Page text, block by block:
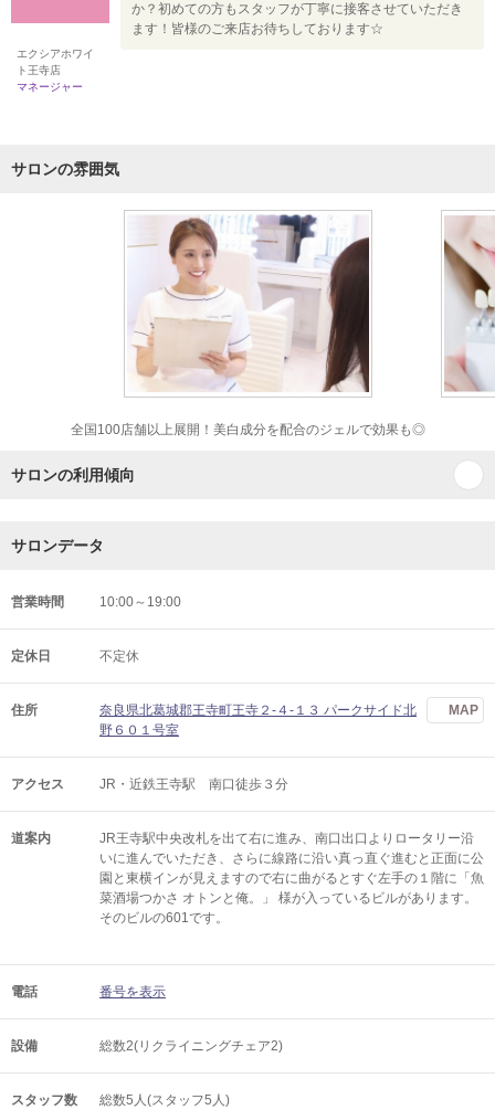
エクシアホワイ
ト王寺店
マネージャー
か？初めての方もスタッフが丁寧に接客させていただき
ます！皆様のご来店お待ちしております☆
サロンの雰囲気
全国100店舗以上展開！美白成分を配合のジェルで効果も◎
サロンの利用傾向
サロンデータ
営業時間 10:00～19:00
定休日 不定休
住所
奈良県北葛城郡王寺町王寺２‐４‐１３ パークサイド北
野６０１号室
MAP
アクセス JR・近鉄王寺駅 南口徒歩３分
道案内
JR王寺駅中央改札を出て右に進み、南口出口よりロータリー沿
いに進んでいただき、さらに線路に沿い真っ直ぐ進むと正面に公
園と東横インが見えますので右に曲がるとすぐ左手の１階に「魚
菜酒場つかさ オトンと俺。」 様が入っているビルがあります。
そのビルの601です。
電話 番号を表示
設備 総数2(リクライニングチェア2)
スタッフ数 総数5人(スタッフ5人)